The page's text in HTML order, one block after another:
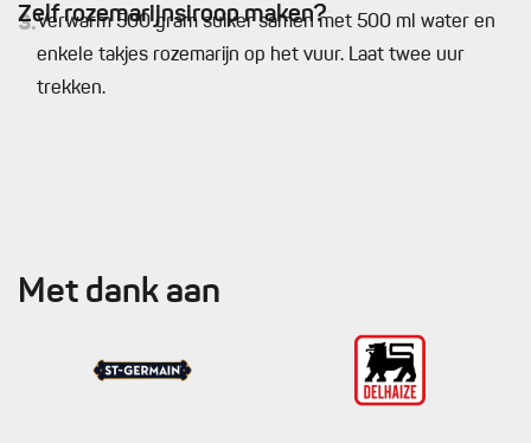
Zelf rozemarijnsiroop maken?
3.Verwarm 500 gram suiker samen met 500 ml water en
enkele takjes rozemarijn op het vuur. Laat twee uur
trekken.
Met dank aan